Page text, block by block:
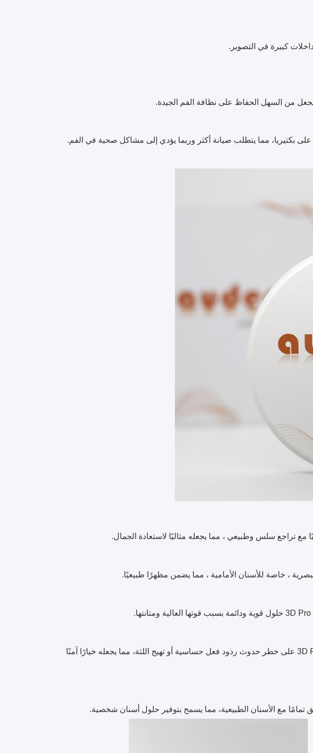
كبيرة في التصوير.
من السهل الحفاظ على نظافة الفم الجيدة.
على بكتيريا، مما يتطلب صيانة أكثر وربما يؤدي إلى مشاكل صحية في الفم.
مع ضمان سلامة المرضى، لا يحتوي 3D Pro Zirconia Block على خطر حدوث ردود فعل حساسية أو تهيج اللثة، مما يجعله خيارًا آمنًا